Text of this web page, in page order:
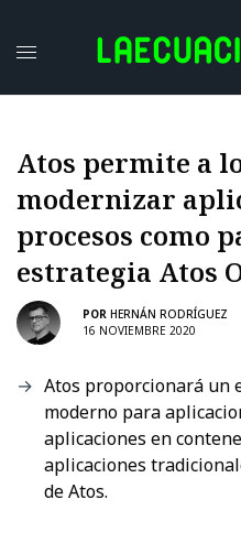
Atos permite a
modernizar
procesos como
estrategia Atos
POR HERNÁN RODRÍGUEZ
16 NOVIEMBRE 2020
Atos proporcionará un
moderno para
aplicaciones en
aplicaciones
de Atos.